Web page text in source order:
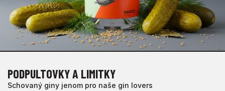
PODPULTOVKY A LIMITKY
Schovaný giny jenom pro naše gin lovers